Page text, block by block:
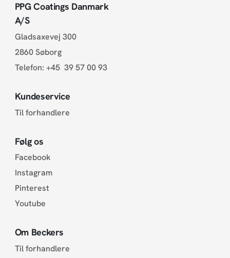
PPG Coatings Danmark
A/S
Gladsaxevej 300
2860 Søborg
Telefon: +45 39 57 00 93
Kundeservice
Til forhandlere
Følg os
Facebook
Instagram
Pinterest
Youtube
Om Beckers
Til forhandlere